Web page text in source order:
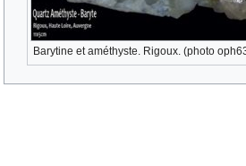
Barytine et améthyste. Rigoux. (photo